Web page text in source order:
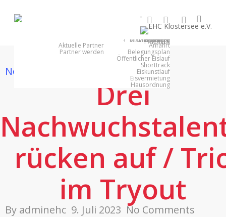
1. MANNSCHAFT
NACHWUCHS
EISHALLE
Anfahrt
Belegungsplan
Öffentlicher Eislauf
Shorttrack
Eiskunstlauf
Eisvermietung
Hausordnung
VEREIN
PARTNER
Aktuelle Partner
Partner werden
facebookyoutubeinstagram
News
Drei
rücken auf /
im Tryout
By adminehc 9. Juli 2023 No Comments